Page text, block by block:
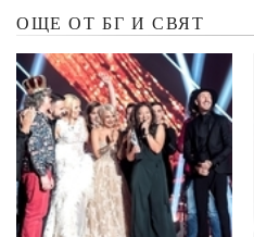
ОЩЕ ОТ БГ И СВЯТ